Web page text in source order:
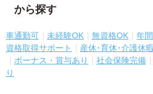
から探す
車通勤可 未経験OK 無資格OK 年
資格取得サポート
産休･育休･介護休
ボーナス・賞与あり
社会保険完備
り